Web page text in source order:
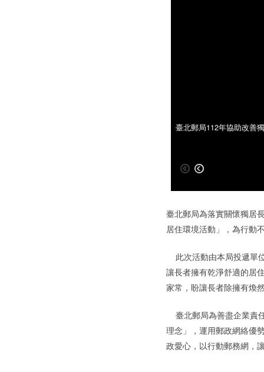
臺北郵局112年協助改善
臺北郵局112年協助改善
臺北郵局為落實關懷獨居
居住環境活動」，為行動
此次活動由本局投遞單
讓長者擁有乾淨舒適的居
家常，盼讓長者除擁有煥
臺北郵局為善盡企業責
理念」，運用郵政網絡優
政愛心，以行動郵務網，